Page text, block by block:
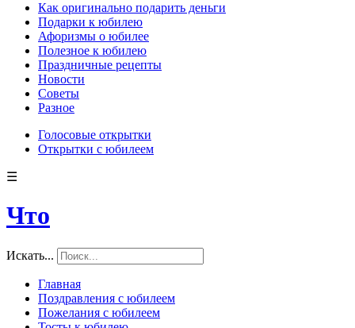
Как оригинально подарить деньги
Подарки к юбилею
Афоризмы о юбилее
Полезное к юбилею
Праздничные рецепты
Новости
Советы
Разное
Голосовые открытки
Открытки с юбилеем
☰
Что
Искать...
Главная
Поздравления с юбилеем
Пожелания с юбилеем